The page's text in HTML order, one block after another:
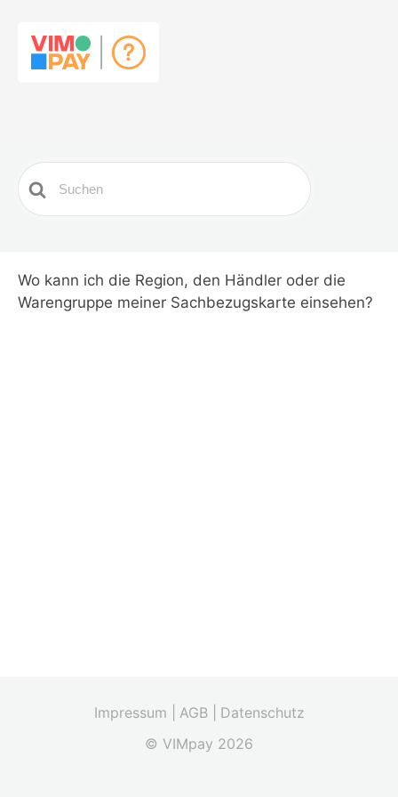
Search
For
Wo kann ich die Region, den Händler oder die
Warengruppe meiner Sachbezugskarte einsehen?
Impressum | AGB |
Datenschutz
© VIMpay 2026